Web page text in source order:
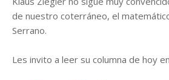
de nuestro coterráneo, el
Serrano.
Les invito a leer su columna de hoy